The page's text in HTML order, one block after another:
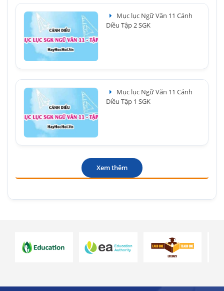
Mục lục Ngữ Văn 11 Cánh
Diều Tập 2 SGK
Mục lục Ngữ Văn 11 Cánh
Diều Tập 1 SGK
Xem thêm